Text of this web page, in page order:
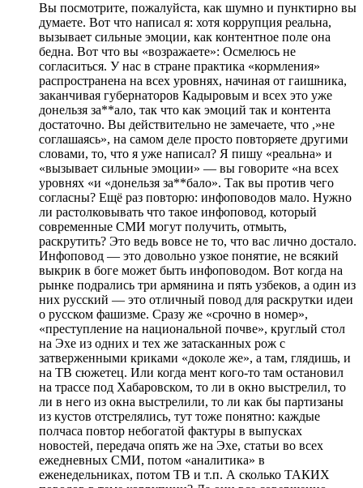
Вы посмотрите, пожалуйста, как шумно и пунктирно вы
думаете. Вот что написал я: хотя коррупция реальна,
вызывает сильные эмоции, как контентное поле она
бедна. Вот что вы «возражаете»: Осмелюсь не
согласиться. У нас в стране практика «кормления»
распространена на всех уровнях, начиная от гаишника,
заканчивая губернаторов Кадыровым и всех это уже
донельзя за**ало, так что как эмоций так и контента
достаточно. Вы действительно не замечаете, что ,»не
соглашаясь», на самом деле просто повторяете другими
словами, то, что я уже написал? Я пишу «реальна» и
«вызывает сильные эмоции» — вы говорите «на всех
уровнях «и «донельзя за**бало». Так вы против чего
согласны? Ещё раз повторю: инфоповодов мало. Нужно
ли растолковывать что такое инфоповод, который
современные СМИ могут получить, отмыть,
раскрутить? Это ведь вовсе не то, что вас лично достало.
Инфоповод — это довольно узкое понятие, не всякий
выкрик в боге может быть инфоповодом. Вот когда на
рынке подрались три армянина и пять узбеков, а один из
них русский — это отличный повод для раскрутки идеи
о русском фашизме. Сразу же «срочно в номер»,
«преступление на национальной почве», круглый стол
на Эхе из одних и тех же затасканных рож с
затверженными криками «доколе же», а там, глядишь, и
на ТВ сюжетец. Или когда мент кого-то там остановил
на трассе под Хабаровском, то ли в окно выстрелил, то
ли в него из окна выстрелили, то ли как бы партизаны
из кустов отстрелялись, тут тоже понятно: каждые
полчаса повтор небогатой фактуры в выпусках
новостей, передача опять же на Эхе, статьи во всех
ежедневных СМИ, потом «аналитика» в
еженедельниках, потом ТВ и т.п. А сколько ТАКИХ